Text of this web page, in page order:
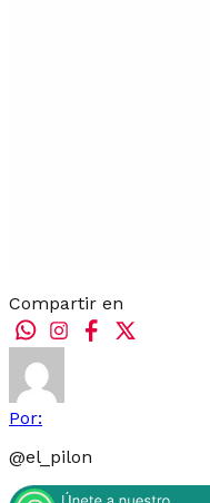
Compartir en
Por:
@el_pilon